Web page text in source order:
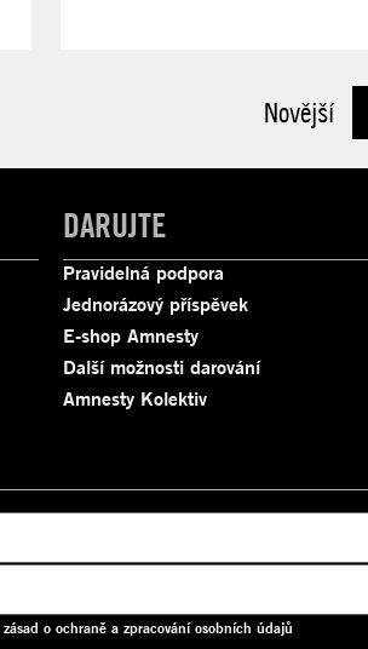
Novější
DARUJTE
Pravidelná podpora
Jednorázový příspěvek
E-shop Amnesty
Další možnosti darování
Amnesty Kolektiv
zásad o ochraně a zpracování osobních údajů